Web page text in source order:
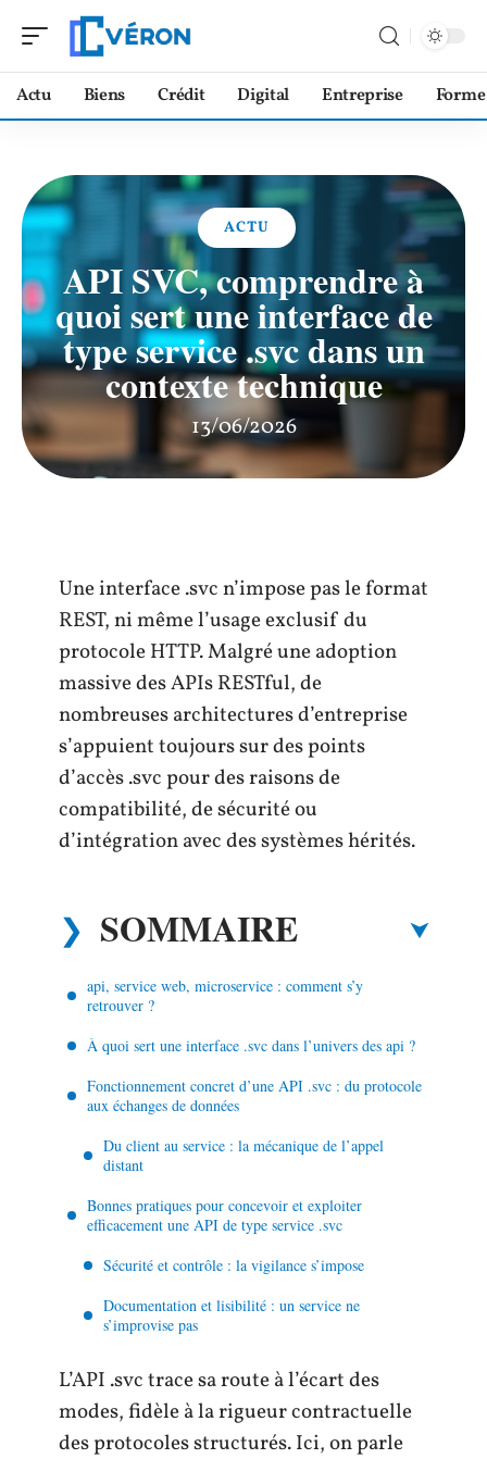
Actu Biens Crédit Digital Entreprise Forme
ACTU
API SVC, comprendre à
quoi sert une interface de
type service .svc dans un
contexte technique
13/06/2026
Une interface .svc n’impose pas le format
REST, ni même l’usage exclusif du
protocole HTTP. Malgré une adoption
massive des APIs RESTful, de
nombreuses architectures d’entreprise
s’appuient toujours sur des points
d’accès .svc pour des raisons de
compatibilité, de sécurité ou
d’intégration avec des systèmes hérités.
SOMMAIRE
api, service web, microservice : comment s’y
retrouver ?
À quoi sert une interface .svc dans l’univers des api ?
Fonctionnement concret d’une API .svc : du protocole
aux échanges de données
Du client au service : la mécanique de l’appel
distant
Bonnes pratiques pour concevoir et exploiter
efficacement une API de type service .svc
Sécurité et contrôle : la vigilance s’impose
Documentation et lisibilité : un service ne
s’improvise pas
L’API .svc trace sa route à l’écart des
modes, fidèle à la rigueur contractuelle
des protocoles structurés. Ici, on parle